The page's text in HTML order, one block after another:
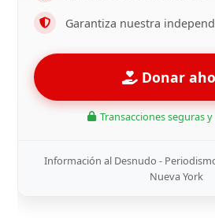
Garantiza nuestra
Donar
Transacciones seguras
Información al Desnudo -
Nueva York